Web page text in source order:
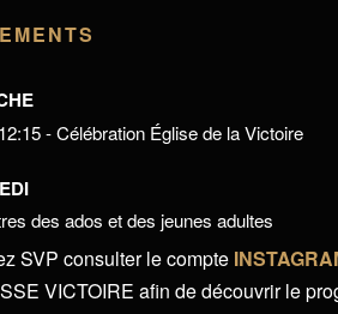
- Célébration Église de la Victoire
des ados et des jeunes adultes
SVP consulter le compte
VICTOIRE afin de découvrir le